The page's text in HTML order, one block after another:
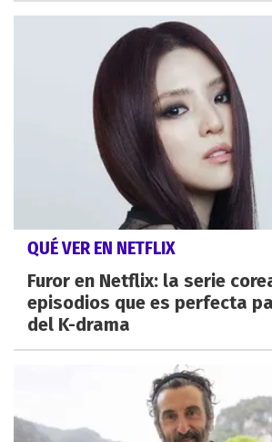
QUÉ VER EN NETFLIX
Furor en Netflix: la serie
episodios que es perfecta
del K-drama